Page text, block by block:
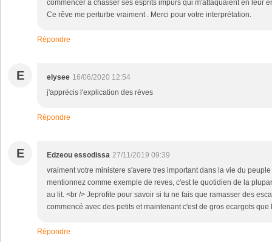
commencer à chasser ses esprits impurs qui m'attaquaient en leur
Ce rêve me perturbe vraiment . Merci pour votre interprétation.
Répondre
E elysee 16/06/2020 12:54
j'apprécis l'explication des rèves
Répondre
E Edzeou essodissa 27/11/2019 09:39
vraiment votre ministere s'avere tres important dans la vie du
mentionnez comme exemple de reves, c'est le quotidien de la
au lit. <br /> Jeprofite pour savoir si tu ne fais que ramasser des
commencé avec des petits et maintenant c'est de gros ecargots que
Répondre